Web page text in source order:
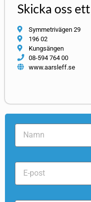
Skicka oss
Symmetrivägen 29
196 02
Kungsängen
08-594 764 00
www.aarsleff.se